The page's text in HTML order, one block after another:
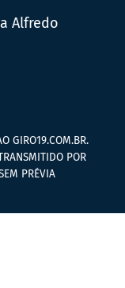
Alfredo
GIRO19.COM.BR.
POR
PRÉVIA